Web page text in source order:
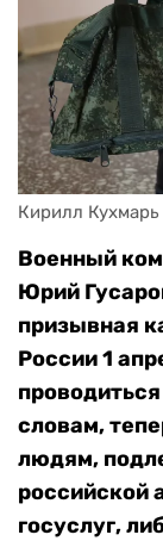
Кирилл
Военный
Юрий
призывная
России 1
словам,
людям,
российской
госуслуг,